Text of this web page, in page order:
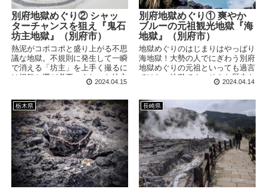
別府地獄めぐり② シャッ
ターチャンスを狙え『鬼石
坊主地獄』（別府市）
熱泥がコポコポと盛り上がる不思
議な地獄。不規則に発生して一瞬
で消える「坊主」を上手く撮るに
は根気と運が必要。きれいな坊主
を撮影できたらかなりラッキーで
載の写真・情報は訪問時のもので
す 長い歴史を持つ地獄 鬼石坊主
地獄は、別府に多数存在する地獄
の中でも歴史が深い地獄。天平5
年(733年)頃に編まれた「豊後風
土記」には「口の経、丈餘、湯の
色黒く、泥常に...
2024.04.15
別府地獄めぐり① 爽やか
ブルーの元祖観光地獄『海
地獄』（別府市）
地獄めぐりのはじまりはやっぱり
海地獄！大勢の人でにぎわう別府
地獄めぐりの元祖といっても過言
ではない地獄です。そんな歴史を
学べるミュージアムも併設されて
すめ。
2024.04.14
栃木県 長崎県